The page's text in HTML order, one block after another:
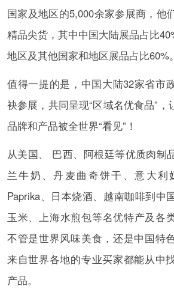
国家及地区的5,000余家参展商，他
精品尖货，其中中国大陆展品占比
地区及其他国家和地区展品占比60%。
值得一提的是，中国大陆32家省市
袂参展，共同呈现“区域名优食品”
品牌和产品被全世界“看见”！
从美国、 巴西、阿根廷等优质肉制
兰牛奶、丹麦曲奇饼干、意大利
Paprika、日本烧酒、越南咖啡到中
玉米、上海水煎包等名优特产及
不管是世界风味美食，还是中国特
来自世界各地的专业买家都能从中
产品。